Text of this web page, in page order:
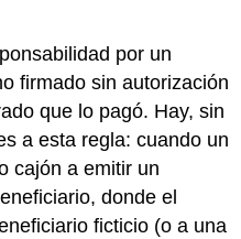
por un
firmado sin autorización
que lo pagó. Hay, sin
a esta regla: cuando un
cajón a emitir un
donde el
ficticio (o a una